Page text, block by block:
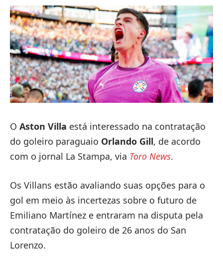
O Aston Villa está interessado na contratação
do goleiro paraguaio Orlando Gill, de acordo
com o jornal La Stampa, via Toro News.
Os Villans estão avaliando suas opções para o
gol em meio às incertezas sobre o futuro de
Emiliano Martínez e entraram na disputa pela
contratação do goleiro de 26 anos do San
Lorenzo.